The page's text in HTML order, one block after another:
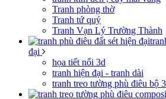
Tranh phòng thờ
Tranh tứ quý
Tranh Vạn Lý Trường Thành
đại
họa tiết nổi 3d
tranh hiện đại - tranh dài
tranh treo tường phù điêu bộ 3